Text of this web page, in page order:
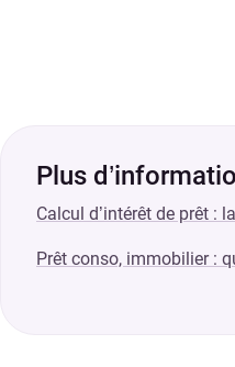
Plus
Calcul d’intérêt de prêt :
Prêt conso, immobilier :